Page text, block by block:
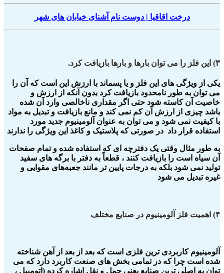
درخت اقاقیا | دوست نام آشنای خیابان های شهر
۳) این فلز را می توان بارها و بارها بازیافت کرد.
یکی از ویژگی های این فلز و یا پسماند با ارزش این است که آن را
می توان به طور نامحدود بازیافت کرد بدون آنکه از ارزش و
خاصیت آن کاسته شود حتی اگر مقداری ناخالصی وارد آن شده
باشد چیزی از ارزش آن کم نمی کند و مانع بازیافت و تبدیل به مواد
با کیفیت نمی شود و می توان به عنوان آلومینیوم جدید مورد
استفاده قرار داد در صورتی که پلاستیک و کاغذ این ویژگی را ندارند
به طور مثال وقتی یک دفترچه ای که استفاده شده و تمام صفحات
آن سیاه است را بازیافت کنند ، قطعاً به دفتر با برگه های سفید
تولید نمی شود بلکه به درجات پایین تر مانند جعبه‌های مقوایی و
غیره تبدیل می شود
۴) اهمیت فلز آلومینیوم در صنایع مختلف
آلومینیوم کاربردی ترین فلزی است که بعد از بعد از آهن شناخته
شده است چرا که در تمامی بخش های صنعت کاربرد دارد که می
توان به اصلی ترین صنایع یعنی حمل و نقل اشاره کرده (اتومبیل ،